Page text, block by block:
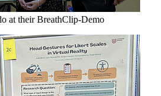
at their BreathClip-Demo